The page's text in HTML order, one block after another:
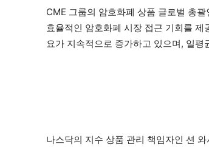
CME 그룹의 암호화폐 상품 글로벌 총
효율적인 암호화폐 시장 접근 기회를
요가 지속적으로 증가하고 있으며, 일
나스닥의 지수 상품 관리 책임자인 션